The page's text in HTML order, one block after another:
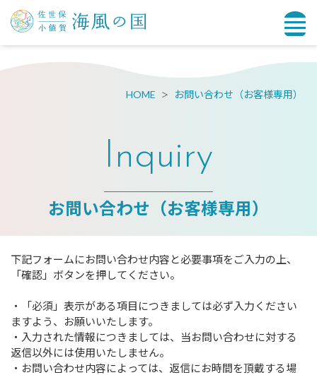
HOME お問い合わせ（お客様専用）
Inquiry
お問い合わせ（お客様専用）
下記フォームにお問い合わせ内容と必要事項をご入力の上、
「確認」ボタンを押してください。
・「必須」表示がある項目につきましては必ず入力ください
ますよう、お願いいたします。
・入力された情報につきましては、当お問い合わせに対する
返信以外には使用いたしません。
・お問い合わせ内容によっては、返信にお時間を頂戴する場